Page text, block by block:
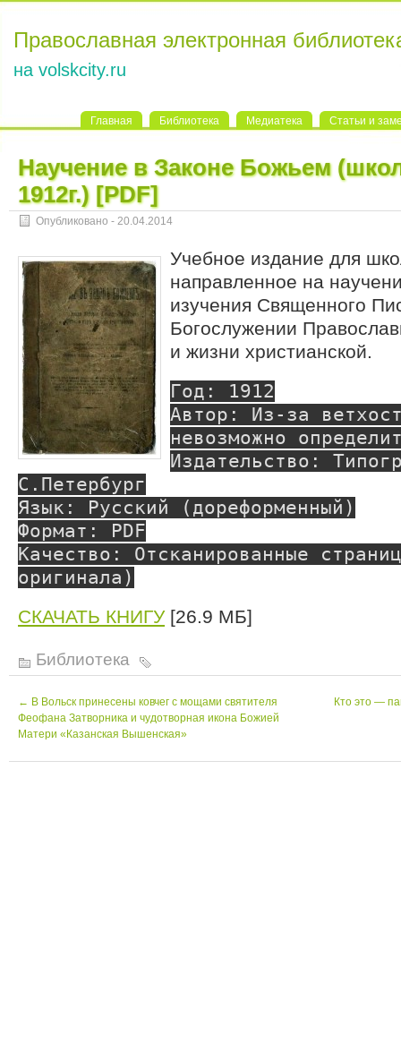
Православная электронная
на volskcity.ru
Главная Библиотека Медиатека Статьи и
Научение в Законе Божьем
1912г.) [PDF]
Опубликовано - 20.04.2014
Учебное издание для
направленное на
изучения Священного
Богослужении
и жизни христианской.
Год: 1912
Автор: Из-за
невозможно
Издательство:
С.Петербург
Язык: Русский (дореформенный)
Формат: PDF
Качество: Отсканированные
оригинала)
СКАЧАТЬ КНИГУ[26.9 МБ]
Библиотека
← В Вольск принесены ковчег с мощами святителя
Феофана Затворника и чудотворная икона Божией
Матери «Казанская Вышенская»
Кто это —